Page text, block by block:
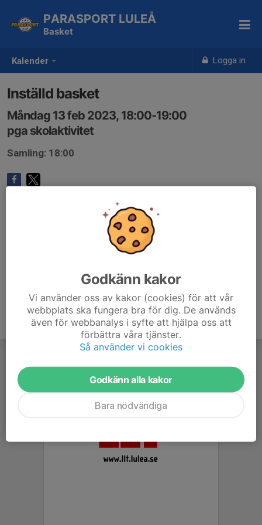
Kalender Logga in
PARASPORT LULEÅ
Basket
Inställd basket
Måndag 13 feb 2023, 18:00-19:00
pga skolaktivitet
Samling: 18:00
Godkänn kakor
Vi använder oss av kakor (cookies) för att vår
webbplats ska fungera bra för dig. De används
även för webbanalys i syfte att hjälpa oss att
förbättra våra tjänster.
Så använder vi cookies
Godkänn alla kakor
Bara nödvändiga